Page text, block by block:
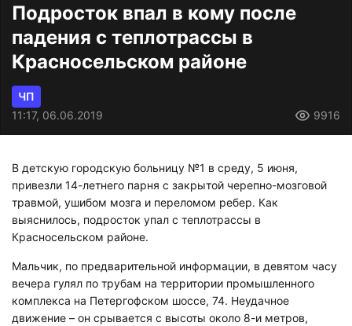
Подросток впал в кому после
падения с теплотрассы в
Красносельском районе
ЧП
11:17, 06.06.2019
9916
В детскую городскую больницу №1 в среду, 5 июня,
привезли 14-летнего парня с закрытой черепно-мозговой
травмой, ушибом мозга и переломом ребер. Как
выяснилось, подросток упал с теплотрассы в
Красносельском районе.
Мальчик, по предварительной информации, в девятом часу
вечера гулял по трубам на территории промышленного
комплекса на Петергофском шоссе, 74. Неудачное
движение – он срывается с высоты около 8-и метров,